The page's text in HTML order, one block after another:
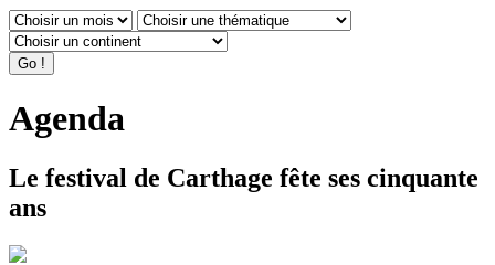
Agenda
Le festival de Carthage fête ses cinquante
ans